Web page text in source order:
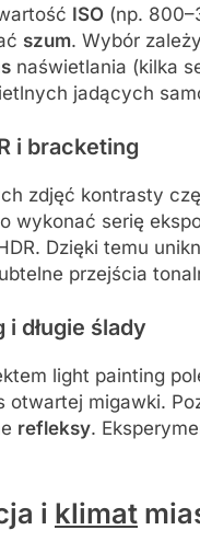
ISO(np.
szum. Wybór
naświetlania (kilka
jadących
i bracketing
zdjęć kontrasty
wykonać serię
Dzięki temu
przejścia
i długie ślady
light painting
otwartej migawki.
refleksy.
i klimat